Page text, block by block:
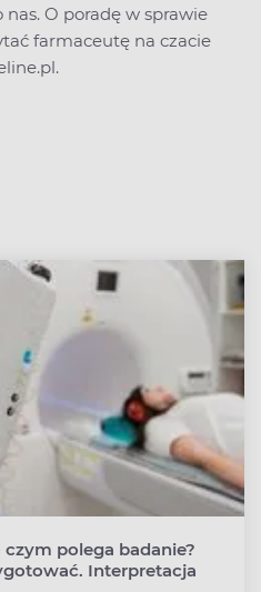
nas. O poradę w sprawie
farmaceutę na czacie
czym polega badanie?
Interpretacja